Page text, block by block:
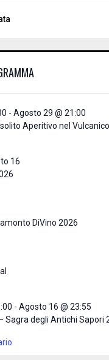
- Agosto 29 @ 21:00
Aperitivo nel
16
DiVino 2026
- Agosto 16 @ 23:55
Sagra degli Antichi Sapori